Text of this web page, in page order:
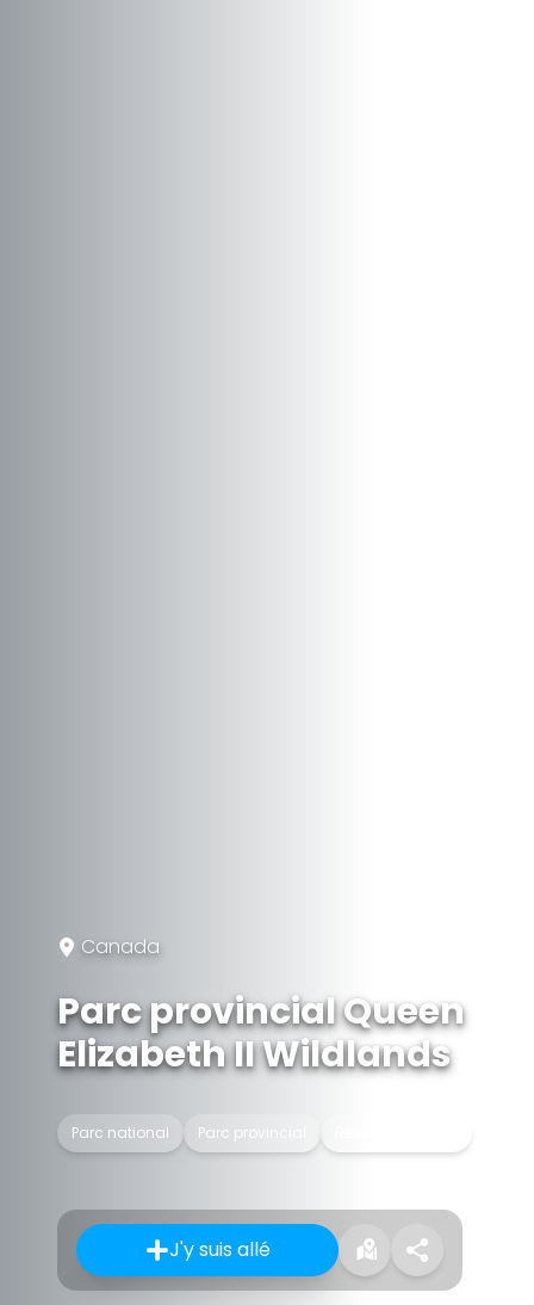
Canada
Parc provincial Queen
Elizabeth II Wildlands
Parc national Parc provincial
J'y suis allé